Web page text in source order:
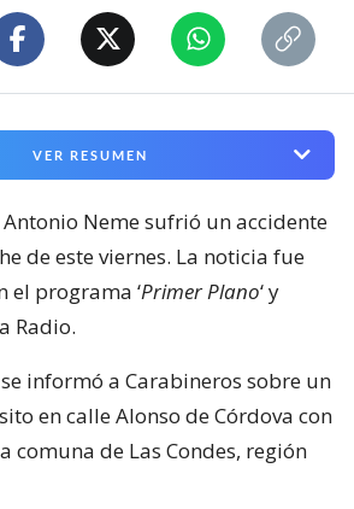
VER RESUMEN
Neme sufrió un accidente
de este viernes. La noticia fue
el programa ‘Primer Plano‘ y
Radio.
informó a Carabineros sobre un
en calle Alonso de Córdova con
comuna de Las Condes, región